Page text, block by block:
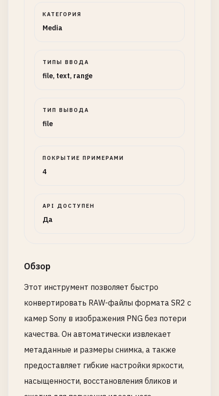
КАТЕГОРИЯ
Media
ТИПЫ ВВОДА
file, text, range
ТИП ВЫВОДА
file
ПОКРЫТИЕ ПРИМЕРАМИ
4
API ДОСТУПЕН
Да
Обзор
Этот инструмент позволяет быстро
конвертировать RAW-файлы формата SR2 с
камер Sony в изображения PNG без потери
качества. Он автоматически извлекает
метаданные и размеры снимка, а также
предоставляет гибкие настройки яркости,
насыщенности, восстановления бликов и